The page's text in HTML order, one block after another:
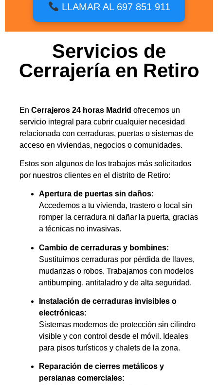
LLAMAR AL 697 851 911
Servicios de
Cerrajería en Retiro
En Cerrajeros 24 horas Madrid ofrecemos un
servicio integral para cubrir cualquier necesidad
relacionada con cerraduras, puertas o sistemas de
acceso en viviendas, negocios o comunidades.
Estos son algunos de los trabajos más solicitados
por nuestros clientes en el distrito de Retiro:
Apertura de puertas sin daños:
Accedemos a tu vivienda, trastero o local sin
romper la cerradura ni dañar la puerta, gracias
a técnicas no invasivas.
Cambio de cerraduras y bombines:
Sustituimos cerraduras por pérdida de llaves,
mudanzas o robos. Trabajamos con modelos
antibumping, antitaladro y de alta seguridad.
Instalación de cerraduras invisibles o
electrónicas:
Sistemas modernos de protección sin cilindro
visible y con control desde el móvil. Ideales
para pisos turísticos y chalets de la zona.
Reparación de cierres metálicos y
persianas comerciales: